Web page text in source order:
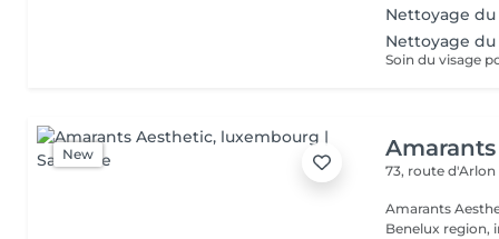
Nettoyage
Nettoyage
New
73, route d'Arlon
Amarants
Benelux region,